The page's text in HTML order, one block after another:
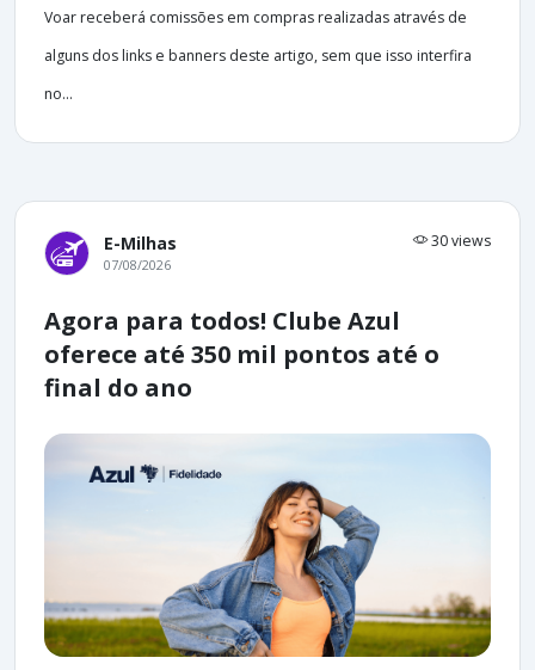
Voar receberá comissões em compras realizadas através de
alguns dos links e banners deste artigo, sem que isso interfira
no...
E-Milhas 30 views
07/08/2026
Agora para todos! Clube Azul
oferece até 350 mil pontos até o
final do ano